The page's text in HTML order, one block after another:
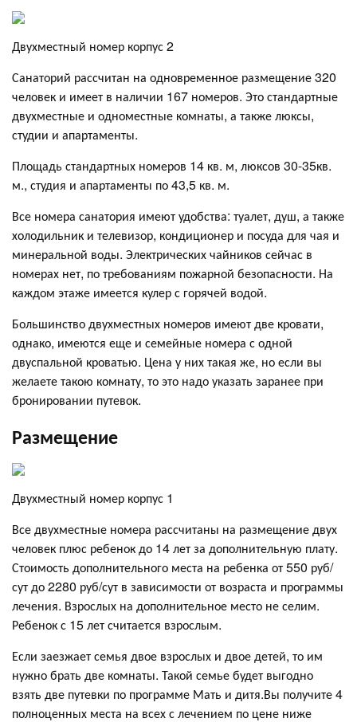
Двухместный номер корпус 2
Санаторий рассчитан на одновременное размещение 320
человек и имеет в наличии 167 номеров. Это стандартные
двухместные и одноместные комнаты, а также люксы,
студии и апартаменты.
Площадь стандартных номеров 14 кв. м, люксов 30-35кв.
м., студия и апартаменты по 43,5 кв. м.
Все номера санатория имеют удобства: туалет, душ, а также
холодильник и телевизор, кондиционер и посуда для чая и
минеральной воды. Электрических чайников сейчас в
номерах нет, по требованиям пожарной безопасности. На
каждом этаже имеется кулер с горячей водой.
Большинство двухместных номеров имеют две кровати,
однако, имеются еще и семейные номера с одной
двуспальной кроватью. Цена у них такая же, но если вы
желаете такою комнату, то это надо указать заранее при
бронировании путевок.
Размещение
Двухместный номер корпус 1
Все двухместные номера рассчитаны на размещение двух
человек плюс ребенок до 14 лет за дополнительную плату.
Стоимость дополнительного места на ребенка от 550 руб/
сут до 2280 руб/сут в зависимости от возраста и программы
лечения. Взрослых на дополнительное место не селим.
Ребенок с 15 лет считается взрослым.
Если заезжает семья двое взрослых и двое детей, то им
нужно брать две комнаты. Такой семье будет выгодно
взять две путевки по программе Мать и дитя.Вы получите 4
полноценных места на всех с лечением по цене ниже